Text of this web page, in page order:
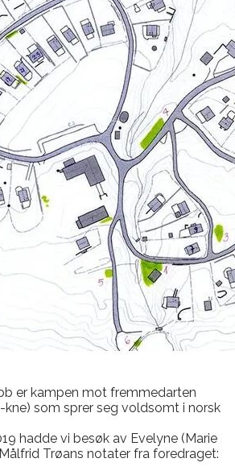
er kampen mot fremmedarten
kne) som sprer seg voldsomt i norsk
hadde vi besøk av Evelyne (Marie
Trøans notater fra foredraget: